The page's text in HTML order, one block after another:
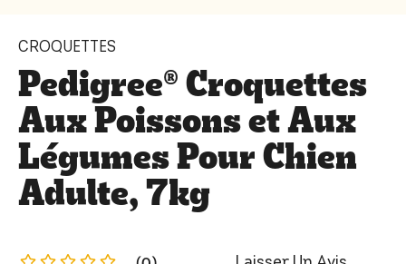
CROQUETTES
Pedigree® Croquettes
Aux Poissons et Aux
Légumes Pour Chien
Adulte, 7kg